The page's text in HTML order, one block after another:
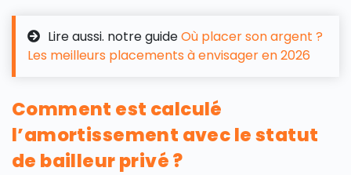
Lire aussi. notre guideOù placer son argent ?
Les meilleurs placements à envisager en 2026
Comment est calculé
l’amortissement avec le statut
de bailleur privé ?